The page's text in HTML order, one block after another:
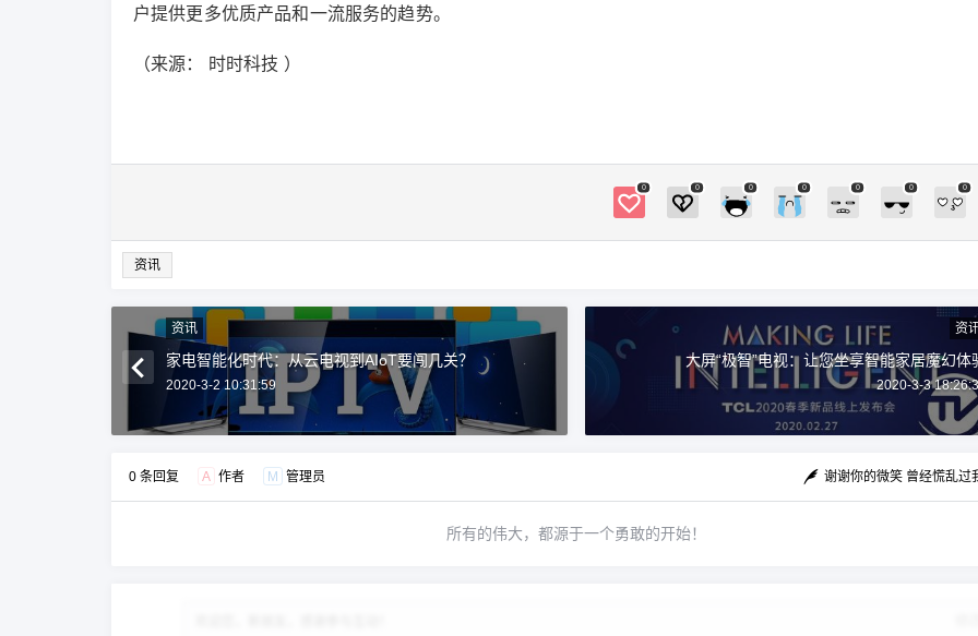
户提供更多优质产品和一流服务的趋势。
（来源： 时时科技 ）
0 0 0 0 0 0 0
资讯
至成为了智能家居时代的划时代标志之一。相信
未来，智能家居将成为为用户提供更多优质产品
资讯
家电智能化时代：从云电视到AIoT要闯几关？
2020-3-2 10:31:59
资
大屏“极智”电视：让您坐享智能家居魔幻体
2020-3-3
0 条回复 A 作者 M 管理员 谢谢你的微笑 曾经慌乱过
所有的伟大，都源于一个勇敢的开始！